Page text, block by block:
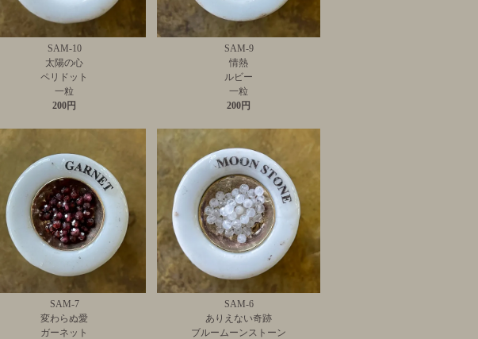
SAM-10
太陽の心
ペリドット
一粒
200円
SAM-9
情熱
ルビー
一粒
200円
SAM-7
変わらぬ愛
ガーネット
SAM-6
ありえない奇跡
ブルームーンストーン